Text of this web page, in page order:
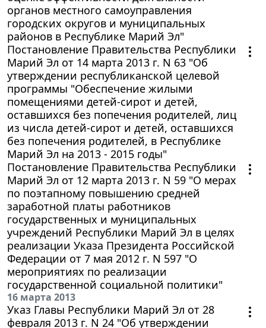
органов местного самоуправления
городских округов и муниципальных
районов в Республике Марий Эл"
Постановление Правительства Республики
Марий Эл от 14 марта 2013 г. N 63 "Об
утверждении республиканской целевой
программы "Обеспечение жилыми
помещениями детей-сирот и детей,
оставшихся без попечения родителей, лиц
из числа детей-сирот и детей, оставшихся
без попечения родителей, в Республике
Марий Эл на 2013 - 2015 годы"
Постановление Правительства Республики
Марий Эл от 12 марта 2013 г. N 59 "О мерах
по поэтапному повышению средней
заработной платы работников
государственных и муниципальных
учреждений Республики Марий Эл в целях
реализации Указа Президента Российской
Федерации от 7 мая 2012 г. N 597 "О
мероприятиях по реализации
государственной социальной политики"
16 марта 2013
Указ Главы Республики Марий Эл от 28
февраля 2013 г. N 24 "Об утверждении